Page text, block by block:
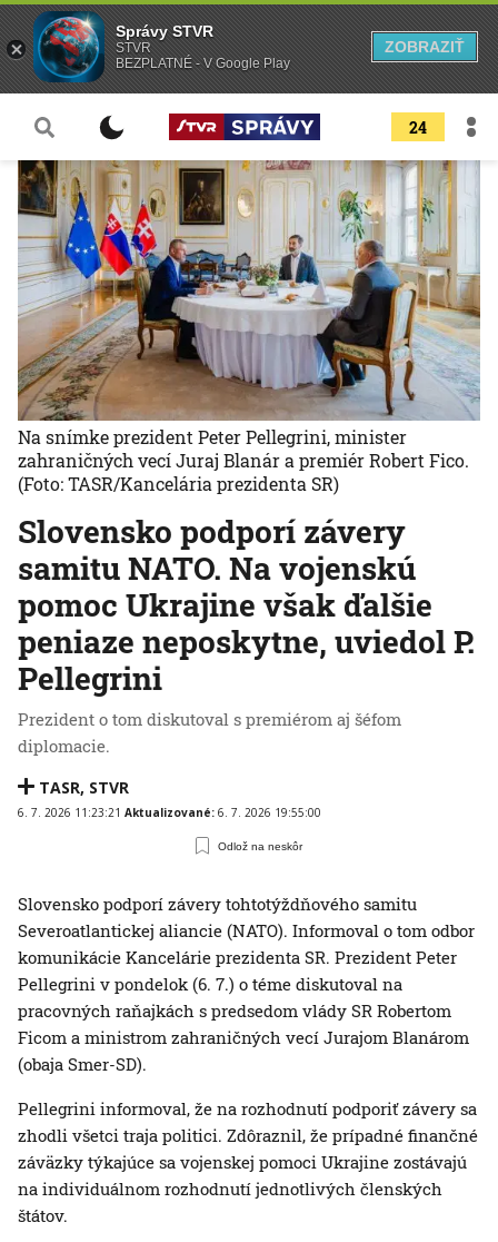
24
Slovensko podporí závery
samitu NATO. Na vojenskú
pomoc Ukrajine však ďalšie
peniaze neposkytne, uviedol P.
Pellegrini
Prezident o tom diskutoval s premiérom aj šéfom
diplomacie.
TASR, STVR
6. 7. 2026 11:23:21 Aktualizované: 6. 7. 2026 19:55:00
Odlož na neskôr
Na snímke prezident Peter Pellegrini, minister
zahraničných vecí Juraj Blanár a premiér Robert Fico.
(Foto: TASR/Kancelária prezidenta SR)
Slovensko podporí závery tohtotýždňového samitu
Severoatlantickej aliancie (NATO). Informoval o tom odbor
komunikácie Kancelárie prezidenta SR. Prezident Peter
Pellegrini v pondelok (6. 7.) o téme diskutoval na
pracovných raňajkách s predsedom vlády SR Robertom
Ficom a ministrom zahraničných vecí Jurajom Blanárom
(obaja Smer-SD).
Pellegrini informoval, že na rozhodnutí podporiť závery sa
zhodli všetci traja politici. Zdôraznil, že prípadné finančné
záväzky týkajúce sa vojenskej pomoci Ukrajine zostávajú
na individuálnom rozhodnutí jednotlivých členských
štátov.
Správy STVR
STVR
BEZPLATNÉ - V Google Play
ZOBRAZIŤ